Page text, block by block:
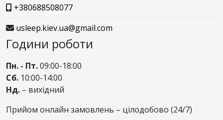
+380688508077
usleep.kiev.ua@gmail.com
Години роботи
Пн. - Пт.09:00-18:00
Сб. 10:00-14:00
Нд. – вихідний
Прийом онлайн замовлень – цілодобово (24/7)